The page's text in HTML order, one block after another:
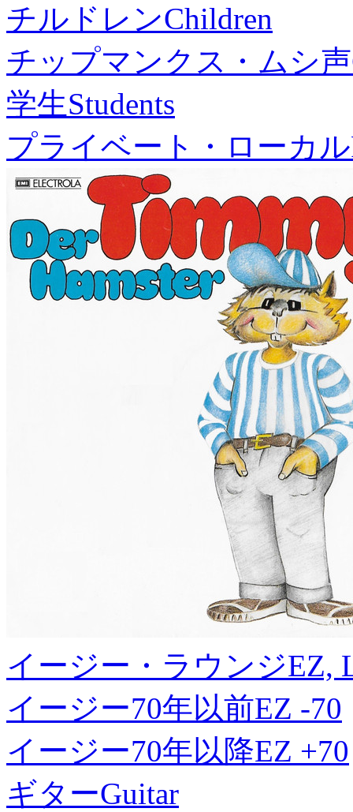
チルドレンChildren
チップマンクス・ムシ声
学生Students
プライベート・ローカル
イージー・ラウンジEZ,
イージー70年以前EZ -70
イージー70年以降EZ +70
ギターGuitar